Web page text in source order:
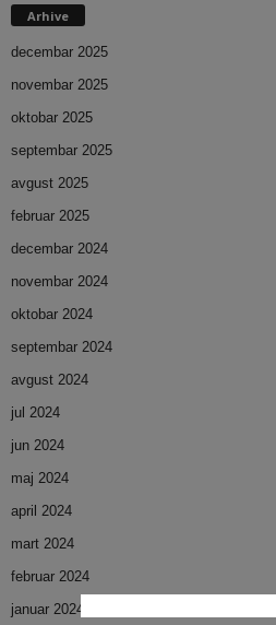
Arhive
decembar 2025
novembar 2025
oktobar 2025
septembar 2025
avgust 2025
februar 2025
decembar 2024
novembar 2024
oktobar 2024
septembar 2024
avgust 2024
jul 2024
jun 2024
maj 2024
april 2024
mart 2024
februar 2024
januar 2024